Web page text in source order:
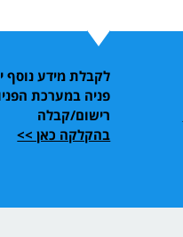
לקבלת מידע נוסף
פניה במערכת
רישום/קבלה
בהקלקה כאן >>